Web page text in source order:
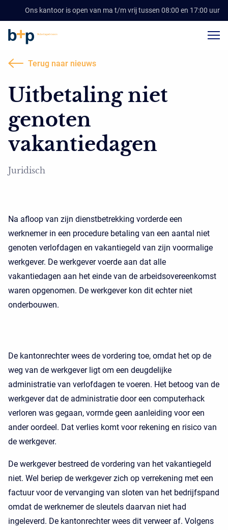
Ons kantoor is open van ma t/m vrij tussen 08:00 en 17:00 uur
Terug naar nieuws
Uitbetaling niet
genoten
vakantiedagen
Juridisch
Na afloop van zijn dienstbetrekking vorderde een
werknemer in een procedure betaling van een aantal niet
genoten verlofdagen en vakantiegeld van zijn voormalige
werkgever. De werkgever voerde aan dat alle
vakantiedagen aan het einde van de arbeidsovereenkomst
waren opgenomen. De werkgever kon dit echter niet
onderbouwen.
De kantonrechter wees de vordering toe, omdat het op de
weg van de werkgever ligt om een deugdelijke
administratie van verlofdagen te voeren. Het betoog van de
werkgever dat de administratie door een computerhack
verloren was gegaan, vormde geen aanleiding voor een
ander oordeel. Dat verlies komt voor rekening en risico van
de werkgever.
De werkgever bestreed de vordering van het vakantiegeld
niet. Wel beriep de werkgever zich op verrekening met een
factuur voor de vervanging van sloten van het bedrijfspand
omdat de werknemer de sleutels daarvan niet had
ingeleverd. De kantonrechter wees dit verweer af. Volgens